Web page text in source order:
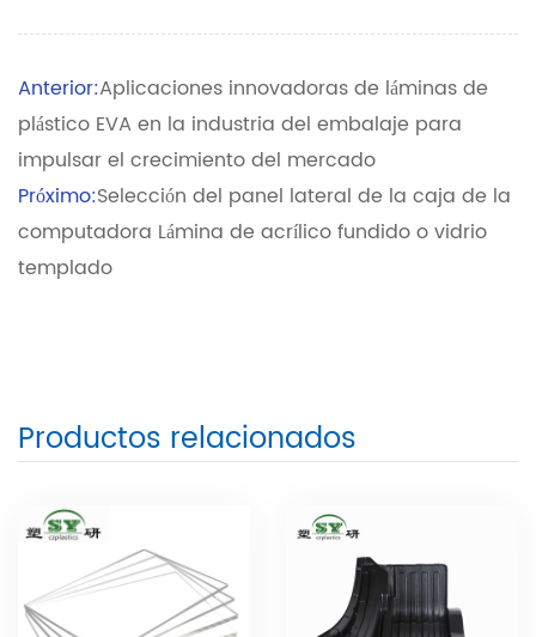
Anterior:Aplicaciones innovadoras de láminas de
plástico EVA en la industria del embalaje para
impulsar el crecimiento del mercado
Próximo:Selección del panel lateral de la caja de la
computadora Lámina de acrílico fundido o vidrio
templado
Productos relacionados